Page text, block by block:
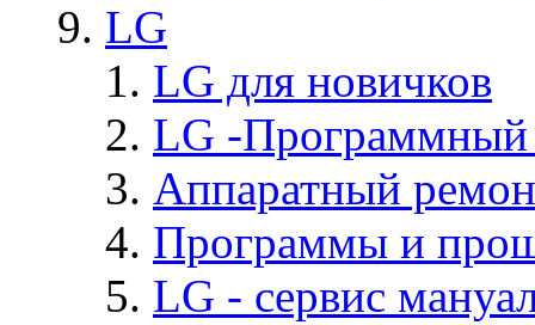
LG
LG для новичков
LG -Программный
Аппаратный
Программы и
LG - cервис